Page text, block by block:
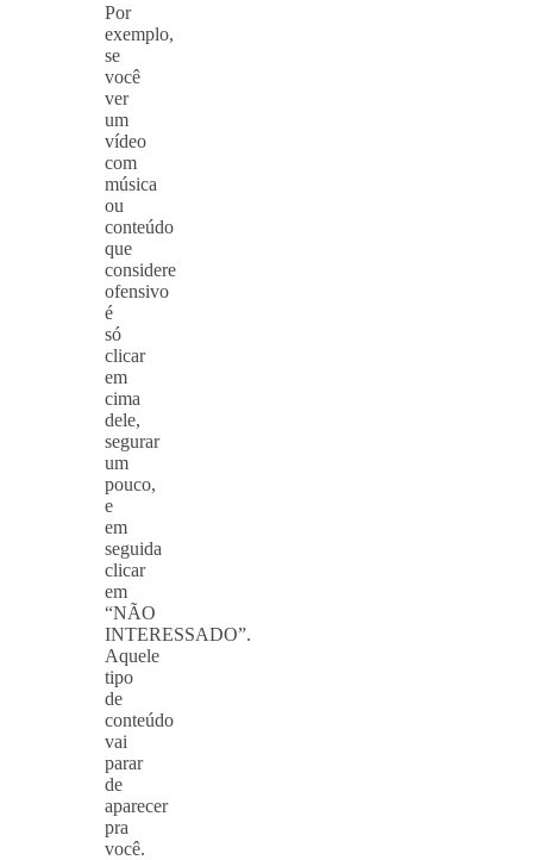
Por
exemplo,
se
você
ver
um
vídeo
com
música
ou
conteúdo
que
considere
ofensivo
é
só
clicar
em
cima
dele,
segurar
um
pouco,
e
em
seguida
clicar
em
“NÃO
INTERESSADO”.
Aquele
tipo
de
conteúdo
vai
parar
de
aparecer
pra
você.